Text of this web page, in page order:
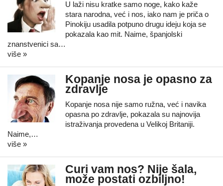
U laži nisu kratke samo noge, kako kaže
stara narodna, već i nos, iako nam je priča o
Pinokiju usadila potpuno drugu ideju koja se
pokazala kao mit. Naime, španjolski
znanstvenici sa…
više »
Kopanje nosa je opasno za
zdravlje
Kopanje nosa nije samo ružna, već i navika
opasna po zdravlje, pokazala su najnovija
istraživanja provedena u Velikoj Britaniji.
Naime,…
više »
Curi vam nos? Nije šala,
može postati ozbiljno!